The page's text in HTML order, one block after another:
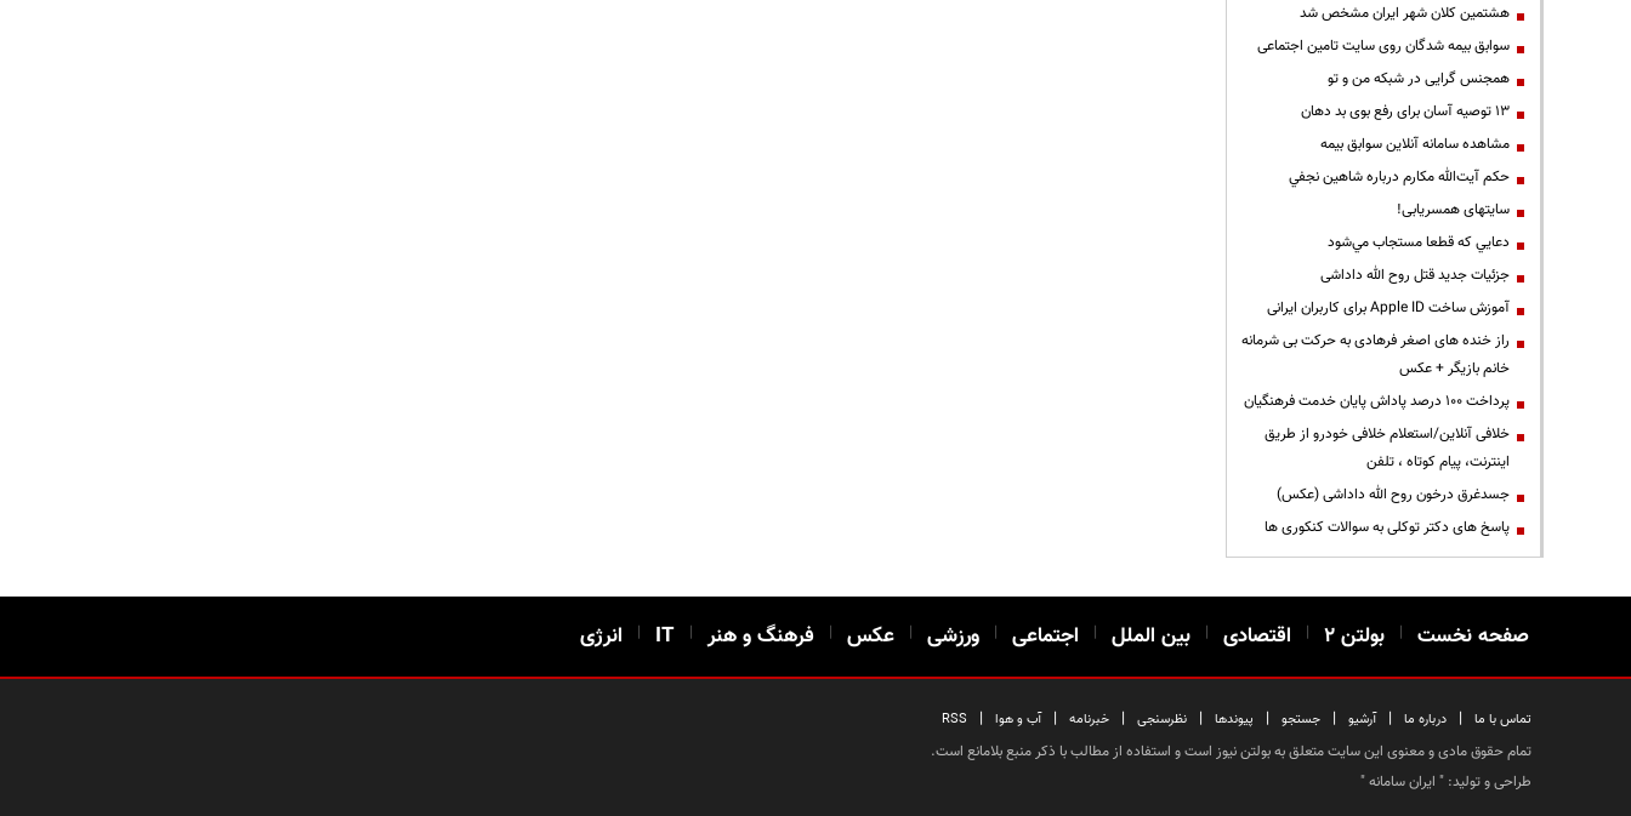
هشتمین کلان شهر ایران مشخص شد
سوابق بیمه شدگان روی سایت تامین اجتماعی
همجنس گرایی در شبکه من و تو
13 توصیه آسان برای رفع بوی بد دهان
مشاهده سامانه آنلاين سوابق بیمه
حكم آيت‌الله مكارم درباره شاهين نجفي
سایتهای همسریابی!
دعايي كه قطعا مستجاب مي‌شود
جزئیات جدید قتل روح الله داداشی
آموزش ساخت Apple ID برای کاربران ایرانی
راز خنده های اصغر فرهادی به حرکت بی شرمانه
خانم بازیگر + عکس
پرداخت ۱۰۰ درصد پاداش پایان خدمت فرهنگیان
خلافی آنلاین/استعلام خلافی خودرو از طریق
اینترنت، پیام کوتاه ، تلفن
جسدغرق درخون روح الله داداشی (عکس)
پاسخ های دکتر توکلی به سوالات کنکوری ها
صفحه نخست | بولتن ۲ | اقتصادی | بین الملل | اجتماعی | ورزشی | عکس | فرهنگ و هنر |
IT
| انرژی
تماس با ما | درباره ما | آرشیو | جستجو | پیوندها | نظرسنجی | خبرنامه | آب و هوا |
RSS
تمام حقوق مادی و معنوی این سایت متعلق به بولتن نیوز است و استفاده از مطالب با ذکر منبع بلامانع است.
طراحی و تولید: " ایران سامانه"